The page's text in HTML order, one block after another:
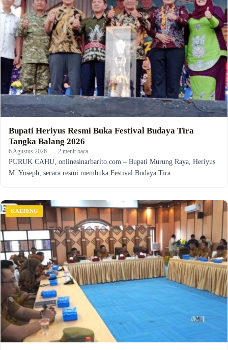
Bupati Heriyus Resmi Buka Festival Budaya Tira
Tangka Balang 2026
6 Agustus 2026 · 2 menit baca
PURUK CAHU, onlinesinarbarito.com – Bupati Murung Raya, Heriyus
M. Yoseph, secara resmi membuka Festival Budaya Tira…
KALTENG